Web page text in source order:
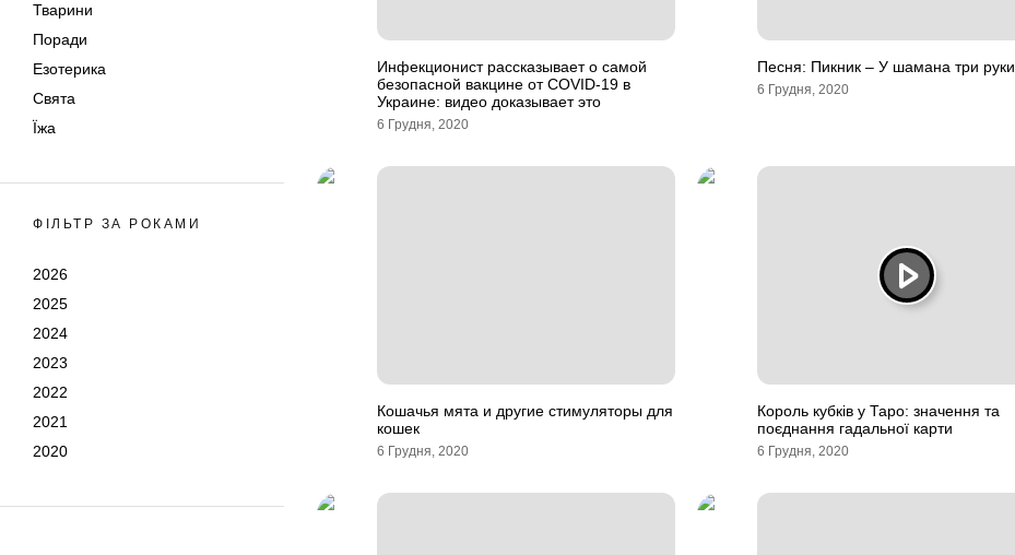
Тварини
Поради
Езотерика
Свята
Їжа
ФІЛЬТР ЗА РОКАМИ
2026
2025
2024
2023
2022
2021
2020
Инфекционист рассказывает о самой
безопасной вакцине от COVID-19 в
Украине: видео доказывает это
6 Грудня, 2020
Песня: Пикник – У шамана три руки
6 Грудня, 2020
Кошачья мята и другие стимуляторы для
кошек
6 Грудня, 2020
Король кубків у Таро: значення та
поєднання гадальної карти
6 Грудня, 2020